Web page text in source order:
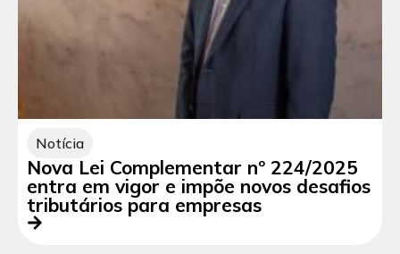
Notícia
Nova Lei Complementar nº 224/2025
entra em vigor e impõe novos desafios
tributários para empresas